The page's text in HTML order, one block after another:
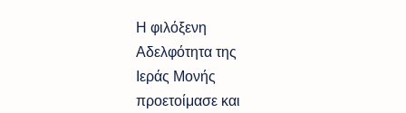
Η φιλόξενη
Αδελφότητα της
Ιεράς Μονής
προετοίμασε και